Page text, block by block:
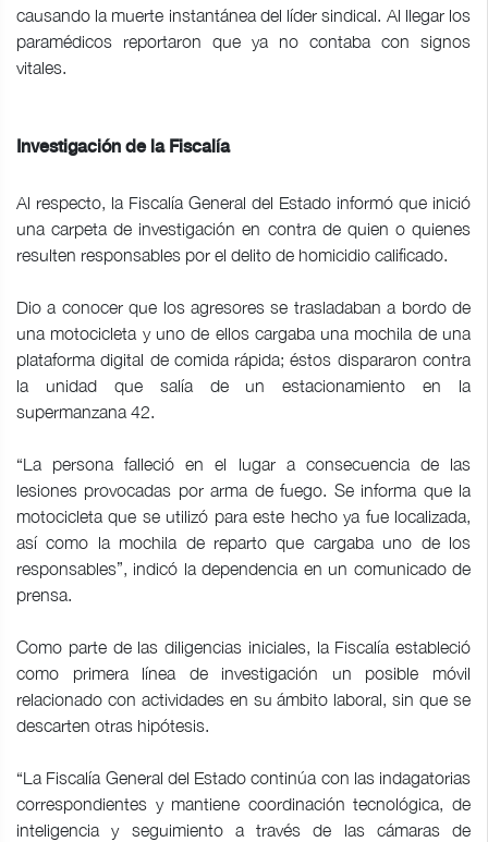
causando la muerte instantánea del líder sindical. Al llegar los
paramédicos reportaron que ya no contaba con signos
vitales.
Investigación de la Fiscalía
Al respecto, la Fiscalía General del Estado informó que inició
una carpeta de investigación en contra de quien o quienes
resulten responsables por el delito de homicidio calificado.
Dio a conocer que los agresores se trasladaban a bordo de
una motocicleta y uno de ellos cargaba una mochila de una
plataforma digital de comida rápida; éstos dispararon contra
la unidad que salía de un estacionamiento en la
supermanzana 42.
“La persona falleció en el lugar a consecuencia de las
lesiones provocadas por arma de fuego. Se informa que la
motocicleta que se utilizó para este hecho ya fue localizada,
así como la mochila de reparto que cargaba uno de los
responsables”, indicó la dependencia en un comunicado de
prensa.
Como parte de las diligencias iniciales, la Fiscalía estableció
como primera línea de investigación un posible móvil
relacionado con actividades en su ámbito laboral, sin que se
descarten otras hipótesis.
“La Fiscalía General del Estado continúa con las indagatorias
correspondientes y mantiene coordinación tecnológica, de
inteligencia y seguimiento a través de las cámaras de